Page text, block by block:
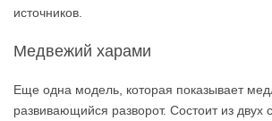
источников.
Медвежий харами
Еще одна модель, которая показывает
развивающийся разворот. Состоит из двух